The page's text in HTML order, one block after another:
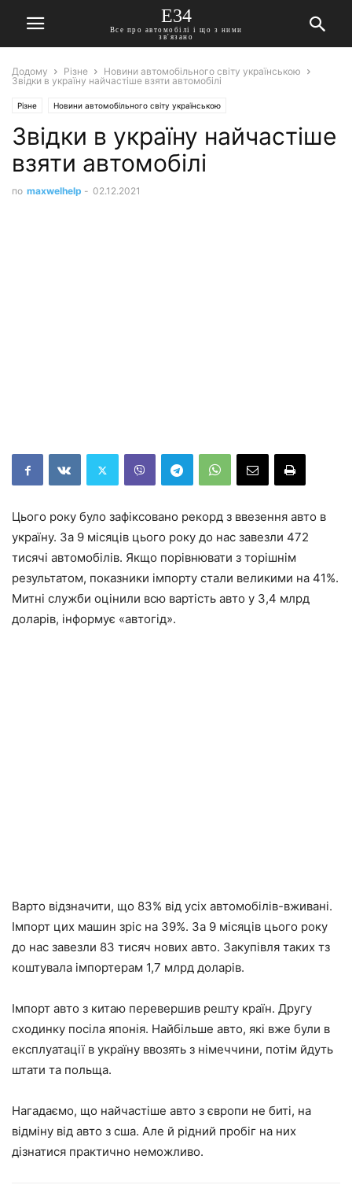
E34
Все про автомобілі і що з ними
зв'язано
Додому Різне
Новини автомобільного світу українською
Звідки в україну найчастіше взяти автомобілі
Різне Новини автомобільного світу українською
Звідки в україну найчастіше
взяти автомобілі
по maxwelhelp - 02.12.2021
Цього року було зафіксовано рекорд з ввезення авто в
україну. За 9 місяців цього року до нас завезли 472
тисячі автомобілів. Якщо порівнювати з торішнім
результатом, показники імпорту стали великими на 41%.
Митні служби оцінили всю вартість авто у 3,4 млрд
доларів, інформує «автогід».
Варто відзначити, що 83% від усіх автомобілів-вживані.
Імпорт цих машин зріс на 39%. За 9 місяців цього року
до нас завезли 83 тисяч нових авто. Закупівля таких тз
коштувала імпортерам 1,7 млрд доларів.
Імпорт авто з китаю перевершив решту країн. Другу
сходинку посіла японія. Найбільше авто, які вже були в
експлуатації в україну ввозять з німеччини, потім йдуть
штати та польща.
Нагадаємо, що найчастіше авто з європи не биті, на
відміну від авто з сша. Але й рідний пробіг на них
дізнатися практично неможливо.